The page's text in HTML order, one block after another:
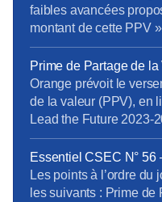
faibles avancées
montant de cette PPV
11/05/2026.
sujet du versement
réussite du plan «
CFE-CGC Orange
politique de
Prime de Partage de la
Orange prévoit le
de la valeur (PPV), en
Lead the Future 2023-
les salariés liés par un
alternants), les
intérimaires à la date
Essentiel CSEC N° 56
Les points à l’ordre du
les suivants : Prime